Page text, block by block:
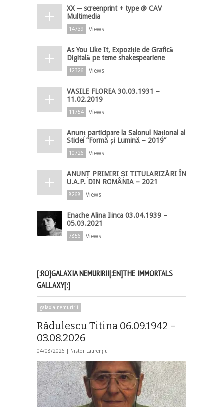
XX ─ screenprint + type @ CAV
Multimedia
14739 Views
As You Like It, Expoziție de Grafică
Digitală pe teme shakespeariene
12326 Views
VASILE FLOREA 30.03.1931 –
11.02.2019
11754 Views
Anunț participare la Salonul Național al
Sticlei ”Formă și Lumină – 2019”
10726 Views
ANUNȚ PRIMIRI ȘI TITULARIZĂRI ÎN
U.A.P. DIN ROMÂNIA – 2021
8268 Views
Enache Alina Ilinca 03.04.1939 –
05.03.2021
7856 Views
[:RO]GALAXIA NEMURIRII[:EN]THE IMMORTALS
GALLAXY[:]
galaxia nemuririi
Rădulescu Titina 06.09.1942 –
03.08.2026
04/08/2026 | Nistor Laurențiu